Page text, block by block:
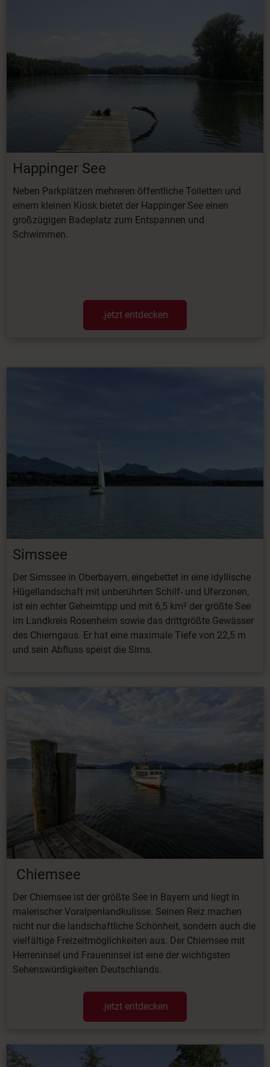
Happinger See
Neben Parkplätzen mehreren öffentliche Toiletten und
einem kleinen Kiosk bietet der Happinger See einen
großzügigen Badeplatz zum Entspannen und
Schwimmen.
.jetzt entdecken
Simssee
Der Simssee in Oberbayern, eingebettet in eine idyllische
Hügellandschaft mit unberührten Schilf- und Uferzonen,
ist ein echter Geheimtipp und mit 6,5 km² der größte See
im Landkreis Rosenheim sowie das drittgrößte Gewässer
des Chiemgaus. Er hat eine maximale Tiefe von 22,5 m
und sein Abfluss speist die Sims.
Chiemsee
Der Chiemsee ist der größte See in Bayern und liegt in
malerischer Voralpenlandkulisse. Seinen Reiz machen
nicht nur die landschaftliche Schönheit, sondern auch die
vielfältige Freizeitmöglichkeiten aus. Der Chiemsee mit
Herreninsel und Fraueninsel ist eine der wichtigsten
Sehenswürdigkeiten Deutschlands.
.jetzt entdecken